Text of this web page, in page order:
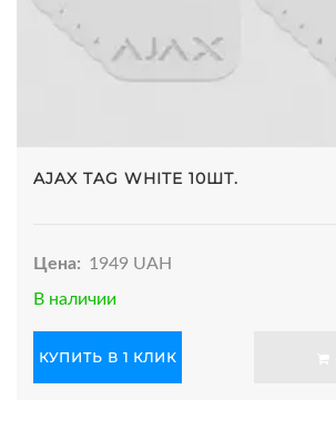
AJAX TAG WHITE 10ШТ.
Цена: 1949 UAH
В наличии
КУПИТЬ В 1 КЛИК